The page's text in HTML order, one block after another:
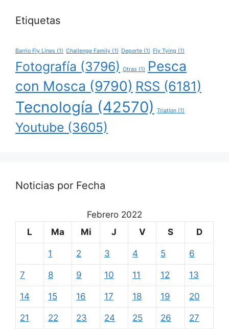
Etiquetas
Barrio Fly Lines (1) Challenge Family (1) Deporte (1) Fly Tying (1)
Fotografía (3796) Otras (1)
Pesca
con Mosca (9790) RSS (6181)
Tecnología (42570) Triatlon (1)
Youtube (3605)
Noticias por Fecha
Febrero 2022
L
Ma Mi J V S D
1 2 3 4 5 6
7 8 9 10 11 12 13
14 15 16 17 18 19 20
21 22 23 24 25 26 27